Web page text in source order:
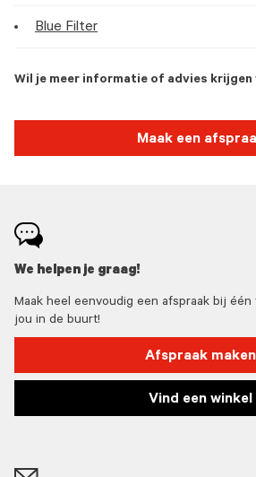
Blue Filter
Wil je meer informatie of advies krijgen
Maak een
We helpen je graag!
Maak heel eenvoudig een afspraak bij
jou in de buurt!
Afspraak maken
Vind een winkel